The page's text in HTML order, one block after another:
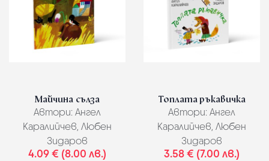
Майчина сълза
Автори: Ангел
Каралийчев, Любен
Зидаров
4.09 € (8.00 лв.)
Топлата ръкавичка
Автори: Ангел
Каралийчев, Любен
Зидаров
3.58 € (7.00 лв.)